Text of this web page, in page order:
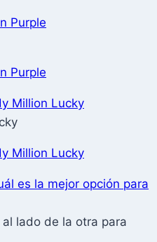
Purple
Purple
Million Lucky
Million Lucky
es la mejor opción para